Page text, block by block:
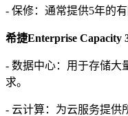
- 保修：通常提供5年的有
希捷Enterprise Capacity
- 数据中心：用于存储大
求。
- 云计算：为云服务提供